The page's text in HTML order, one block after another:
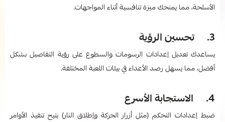
الأسلحة، مما يمنحك ميزة تنافسية أثناء المواجهات.
3. تحسين الرؤية
يساعدك تعديل إعدادات الرسومات والسطوع على رؤية التفاصيل بشكل
أفضل، مما يسهل رصد الأعداء في بيئات اللعبة المختلفة.
4. الاستجابة الأسرع
ضبط إعدادات التحكم (مثل أزرار الحركة وإطلاق النار) يتيح تنفيذ الأوامر